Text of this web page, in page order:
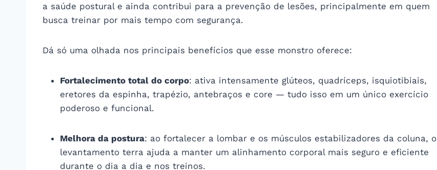
a saúde postural e ainda contribui para a prevenção de lesões, principalmente em quem
busca treinar por mais tempo com segurança.
Dá só uma olhada nos principais benefícios que esse monstro oferece:
Fortalecimento total do corpo: ativa intensamente glúteos, quadríceps, isquiotibiais,
eretores da espinha, trapézio, antebraços e core — tudo isso em um único exercício
poderoso e funcional.
Melhora da postura: ao fortalecer a lombar e os músculos estabilizadores da coluna, o
levantamento terra ajuda a manter um alinhamento corporal mais seguro e eficiente
durante o dia a dia e nos treinos.